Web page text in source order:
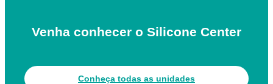
Venha conhecer o Silicone Center
Conheça todas as unidades